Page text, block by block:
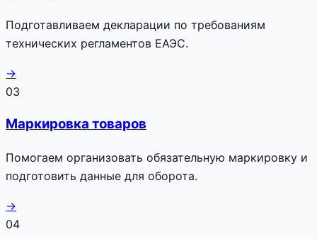
Подготавливаем декларации по требованиям
технических регламентов ЕАЭС.
→
03
Маркировка товаров
Помогаем организовать обязательную маркировку и
подготовить данные для оборота.
→
04